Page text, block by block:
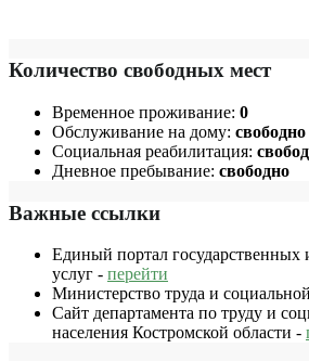
Количество свободных мест
Временное проживание: 0
Обслуживание на дому: свободно
Социальная реабилитация:
Дневное пребывание: свободно
Важные ссылки
Единый портал
услуг - перейти
Министерство труда и
Сайт департамента по труду и
населения Костромской области -